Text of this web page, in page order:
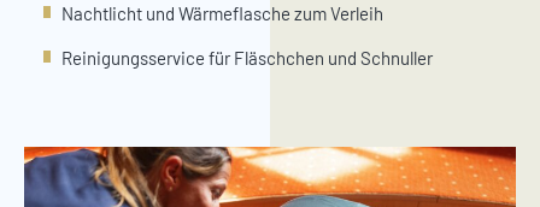
Nachtlicht und Wärmeflasche zum Verleih
Reinigungsservice für Fläschchen und Schnuller